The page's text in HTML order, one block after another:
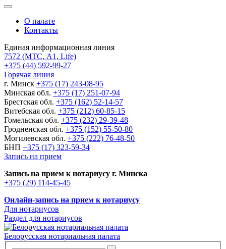
О палате
Контакты
Единая информационная линия
7572 (МТС, A1, Life)
+375 (44) 592-99-27
Горячая линия
г. Минск +375 (17) 243-08-95
Минская обл. +375 (17) 251-07-94
Брестская обл. +375 (162) 52-14-57
Витебская обл. +375 (212) 60-85-15
Гомельская обл. +375 (232) 29-39-48
Гродненская обл. +375 (152) 55-50-80
Могилевская обл. +375 (222) 76-48-50
БНП +375 (17) 323-59-34
Запись на прием
Запись на прием к нотариусу г. Минска
+375 (29) 114-45-45
Онлайн-запись на прием к нотариусу
Для нотариусов
Раздел для нотариусов
Белорусская нотариальная палата